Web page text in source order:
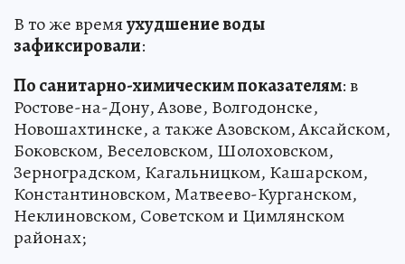
В то же времяухудшение воды
зафиксировали:
По санитарно-химическим показателям: в
Ростове-на-Дону, Азове, Волгодонске,
Новошахтинске, а также Азовском, Аксайском,
Боковском, Веселовском, Шолоховском,
Зерноградском, Кагальницком, Кашарском,
Константиновском, Матвеево-Курганском,
Неклиновском, Советском и Цимлянском
районах;